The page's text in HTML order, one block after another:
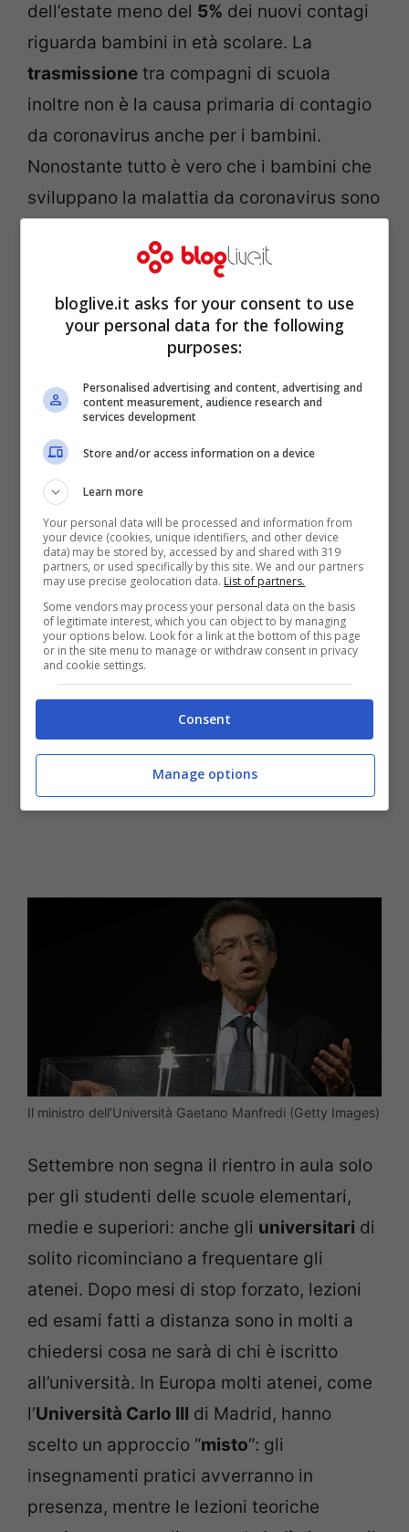
dell’estate meno del 5% dei nuovi contagi
riguarda bambini in età scolare. La
trasmissione tra compagni di scuola
inoltre non è la causa primaria di contagio
da coronavirus anche per i bambini.
Nonostante tutto è vero che i bambini che
sviluppano la malattia da coronavirus sono
sono dati invece per quanto riguarda i
rientrare in classe serenamente, ma
facendo sempre molta attenzione.
POTREBBE PIACERTI ANCHE >>>
Coronavirus, positivo nel traghetto Olbia-
Civitavecchia: avviso via mail
E gli universitari? A
settembre si rientra in
aula, parola di ministro
Il ministro dell’Università Gaetano Manfredi (Getty Images)
Settembre non segna il rientro in aula solo
per gli studenti delle scuole elementari,
medie e superiori: anche gli universitari di
solito ricominciano a frequentare gli
atenei. Dopo mesi di stop forzato, lezioni
ed esami fatti a distanza sono in molti a
chiedersi cosa ne sarà di chi è iscritto
all’università. In Europa molti atenei, come
l’Università Carlo III di Madrid, hanno
scelto un approccio “misto“: gli
insegnamenti pratici avverranno in
presenza, mentre le lezioni teoriche
bloglive.it asks for your consent to use
your personal data for the following
purposes:
Personalised advertising and content, advertising and
content measurement, audience research and
services development
Store and/or access information on a device
Learn more
Your personal data will be processed and information from
your device (cookies, unique identifiers, and other device
data) may be stored by, accessed by and shared with 319
partners, or used specifically by this site. We and our partners
may use precise geolocation data. List of partners.
Some vendors may process your personal data on the basis
of legitimate interest, which you can object to by managing
your options below. Look for a link at the bottom of this page
or in the site menu to manage or withdraw consent in privacy
and cookie settings.
Consent
Manage options